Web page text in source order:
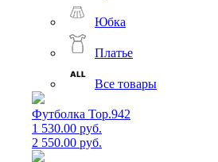
Юбка
Платье
Все товары
Футболка Top.942
1 530.00 руб.
2 550.00 руб.